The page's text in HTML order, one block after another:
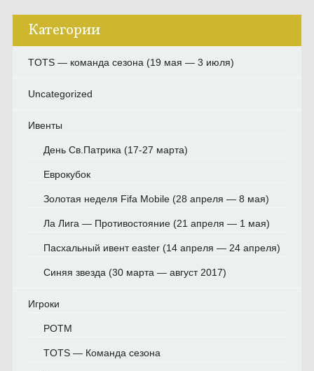
Категории
TOTS — команда сезона (19 мая — 3 июля)
Uncategorized
Ивенты
День Св.Патрика (17-27 марта)
Еврокубок
Золотая неделя Fifa Mobile (28 апреля — 8 мая)
Ла Лига — Противостояние (21 апреля — 1 мая)
Пасхальный ивент easter (14 апреля — 24 апреля)
Синяя звезда (30 марта — август 2017)
Игроки
POTM
TOTS — Команда сезона